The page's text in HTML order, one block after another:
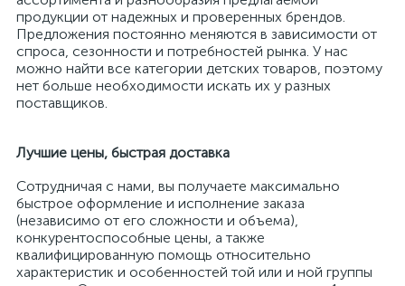
продукции от надежных и проверенных брендов.
Предложения постоянно меняются в зависимости от
спроса, сезонности и потребностей рынка. У нас
можно найти все категории детских товаров, поэтому
нет больше необходимости искать их у разных
поставщиков.
Лучшие цены, быстрая доставка
Сотрудничая с нами, вы получаете максимально
быстрое оформление и исполнение заказа
(независимо от его сложности и объема),
конкурентоспособные цены, а также
квалифицированную помощь относительно
характеристик и особенностей той или и ной группы